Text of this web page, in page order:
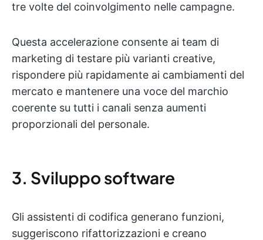
tre volte del coinvolgimento nelle campagne.
Questa accelerazione consente ai team di
marketing di testare più varianti creative,
rispondere più rapidamente ai cambiamenti del
mercato e mantenere una voce del marchio
coerente su tutti i canali senza aumenti
proporzionali del personale.
3. Sviluppo software
Gli assistenti di codifica generano funzioni,
suggeriscono rifattorizzazioni e creano